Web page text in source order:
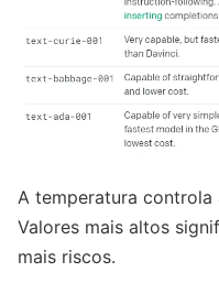
A temperatura controla
Valores mais altos
mais riscos.